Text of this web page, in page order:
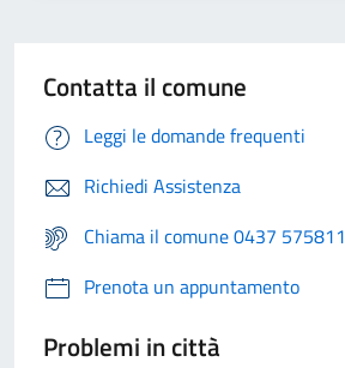
Contatta il comune
Leggi le domande frequenti
Richiedi Assistenza
Chiama il comune 0437 575811
Prenota un appuntamento
Problemi in città